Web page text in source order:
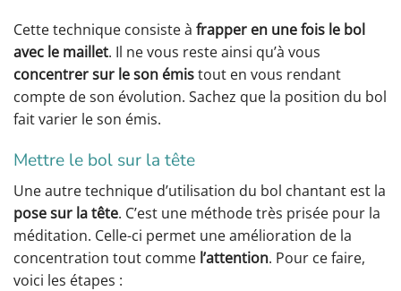
Cette technique consiste à frapper en une fois le bol
avec le maillet. Il ne vous reste ainsi qu’à vous
concentrer sur le son émistout en vous rendant
compte de son évolution. Sachez que la position du bol
fait varier le son émis.
Mettre le bol sur la tête
Une autre technique d’utilisation du bol chantant est la
pose sur la tête. C’est une méthode très prisée pour la
méditation. Celle-ci permet une amélioration de la
concentration tout comme l’attention. Pour ce faire,
voici les étapes :